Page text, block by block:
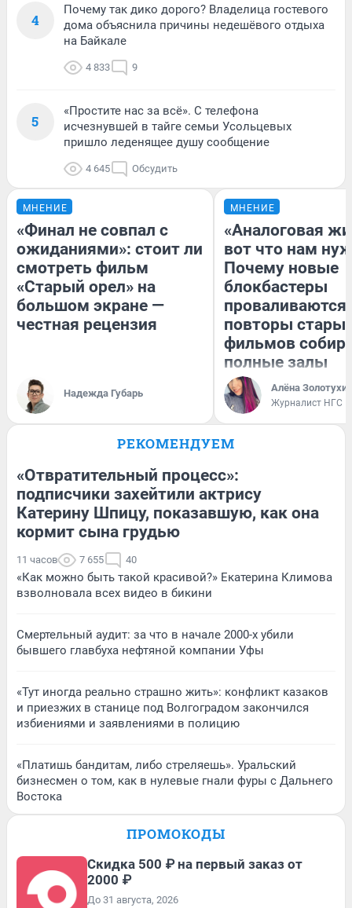
4
Почему так дико дорого? Владелица гостевого
дома объяснила причины недешёвого отдыха
на Байкале
4 833 9
5
«Простите нас за всё». С телефона
исчезнувшей в тайге семьи Усольцевых
пришло леденящее душу сообщение
4 645 Обсудить
МНЕНИЕ
«Финал не совпал с
ожиданиями»: стоит ли
смотреть фильм
«Старый орел» на
большом экране —
честная рецензия
Надежда Губарь
МНЕНИЕ
«Аналоговая
вот что нам
Почему новые
блокбастеры
повторы
фильмов
полные залы
Алёна
Журналист НГС
РЕКОМЕНДУЕМ
«Отвратительный процесс»:
подписчики захейтили актрису
Катерину Шпицу, показавшую, как она
кормит сына грудью
11 часов 7 655 40
«Как можно быть такой красивой?» Екатерина Климова
взволновала всех видео в бикини
Смертельный аудит: за что в начале 2000-х убили
бывшего главбуха нефтяной компании Уфы
«Тут иногда реально страшно жить»: конфликт казаков
и приезжих в станице под Волгоградом закончился
избиениями и заявлениями в полицию
«Платишь бандитам, либо стреляешь». Уральский
бизнесмен о том, как в нулевые гнали фуры с Дальнего
Востока
ПРОМОКОДЫ
Скидка 500 ₽ на первый заказ от
2000 ₽
До 31 августа, 2026